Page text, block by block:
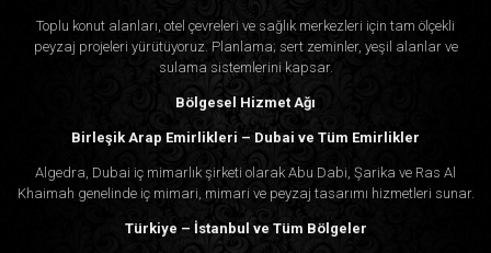
Toplu konut alanları, otel çevreleri ve sağlık merkezleri için tam ölçekli
peyzaj projeleri yürütüyoruz. Planlama; sert zeminler, yeşil alanlar ve
sulama sistemlerini kapsar.
Bölgesel Hizmet Ağı
Birleşik Arap Emirlikleri – Dubai ve Tüm Emirlikler
Algedra, Dubai iç mimarlık şirketi olarak Abu Dabi, Şarika ve Ras Al
Khaimah genelinde iç mimari, mimari ve peyzaj tasarımı hizmetleri sunar.
Türkiye – İstanbul ve Tüm Bölgeler